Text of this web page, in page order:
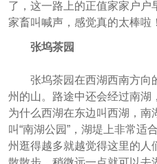
了，这一路上的正值家家户户
家畜叫喊声，感觉真的太棒啦！
张坞茶园
张坞茶园在西湖西南方向
州的山。路途中还会经过南湖
为什么西湖在东边叫西湖，
叫“南湖公园”，湖堤上非常适
州逛得越多就越觉得这里的人